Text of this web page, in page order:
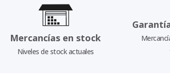
Mercancías en stock
Niveles de stock actuales